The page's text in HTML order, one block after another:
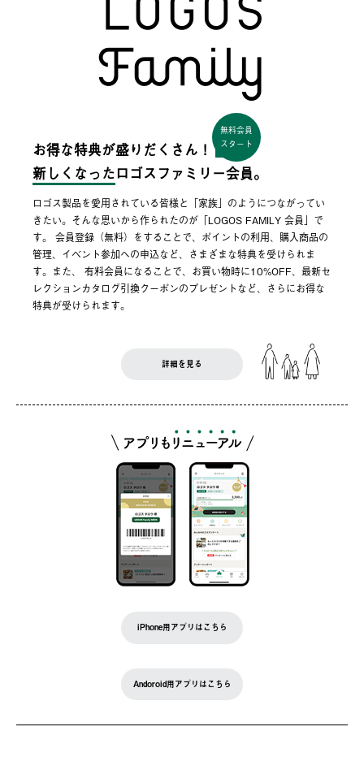
お得な特典が盛りだくさん！
無料会員
スタート
新しくなった ロゴスファミリー会員。
ロゴス製品を愛用されている皆様と「家族」のようにつながってい
きたい。そんな思いから作られたのが「LOGOS FAMILY 会員」で
す。 会員登録（無料）をすることで、ポイントの利用、購入商品の
管理、イベント参加への申込など、さまざまな特典を受けられま
す。また、 有料会員になることで、お買い物時に10%OFF、最新セ
レクションカタログ引換クーポンのプレゼントなど、さらにお得な
特典が受けられます。
詳細を見る
iPhone用アプリはこちら
Andoroid用アプリはこちら